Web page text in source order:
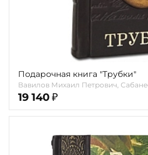
Подарочная книга "Трубки"
Вавилов Михаил Петрович,
19 140 ₽